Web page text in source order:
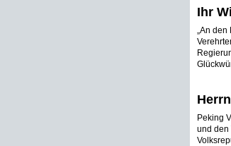
Ihr
„An
Peking
und den